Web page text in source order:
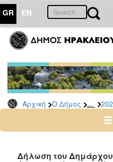
GR EN
Αρχική Ο Δήμος ...
ΔΗΜΟΣ
Δελτία
Τύπου
Αρχείο
2026
2024
Δήλωση του